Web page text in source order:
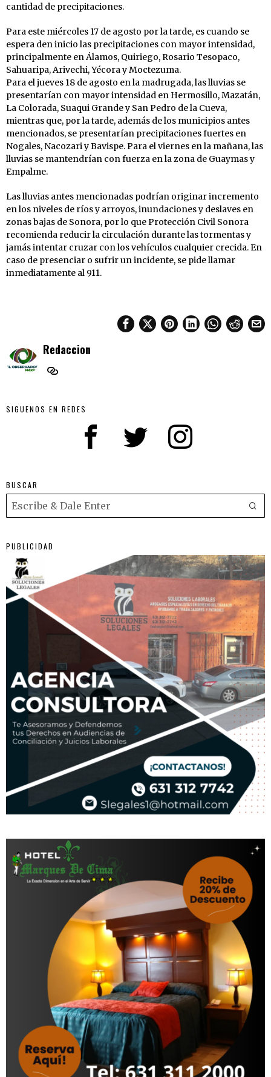
cantidad de precipitaciones.
Para este miércoles 17 de agosto por la tarde, es cuando se
espera den inicio las precipitaciones con mayor intensidad,
principalmente en Álamos, Quiriego, Rosario Tesopaco,
Sahuaripa, Arivechi, Yécora y Moctezuma.
Para el jueves 18 de agosto en la madrugada, las lluvias se
presentarían con mayor intensidad en Hermosillo, Mazatán,
La Colorada, Suaqui Grande y San Pedro de la Cueva,
mientras que, por la tarde, además de los municipios antes
mencionados, se presentarían precipitaciones fuertes en
Nogales, Nacozari y Bavispe. Para el viernes en la mañana, las
lluvias se mantendrían con fuerza en la zona de Guaymas y
Empalme.
Las lluvias antes mencionadas podrían originar incremento
en los niveles de ríos y arroyos, inundaciones y deslaves en
zonas bajas de Sonora, por lo que Protección Civil Sonora
recomienda reducir la circulación durante las tormentas y
jamás intentar cruzar con los vehículos cualquier crecida. En
caso de presenciar o sufrir un incidente, se pide llamar
inmediatamente al 911.
Redaccion
SIGUENOS EN REDES
BUSCAR
PUBLICIDAD